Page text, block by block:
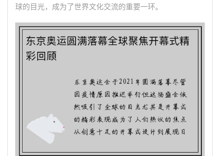
球的目光，成为了世界文化交流的重要一环。